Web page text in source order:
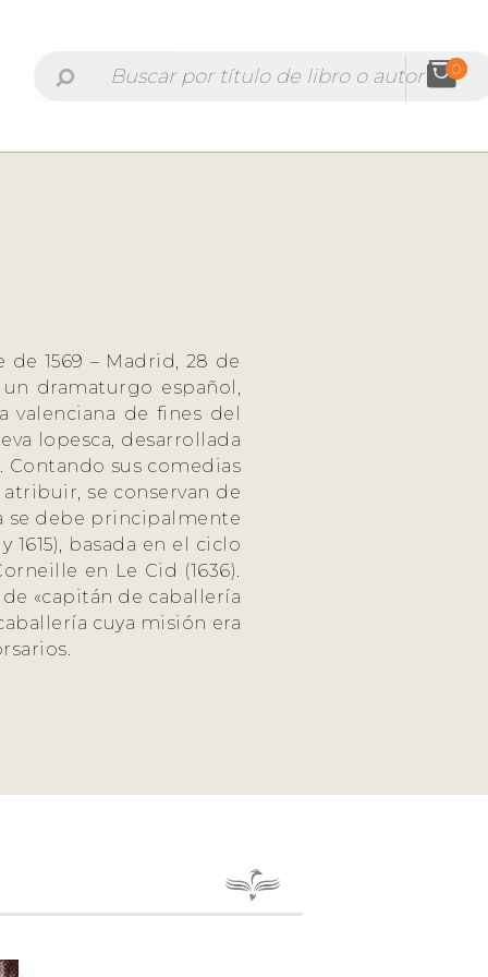
0
1569 – Madrid, 28 de
dramaturgo español,
de fines del
lopesca, desarrollada
sus comedias
se conservan de
se debe principalmente
basada en el ciclo
en Le Cid (1636).
«capitán de caballería
cuya misión era